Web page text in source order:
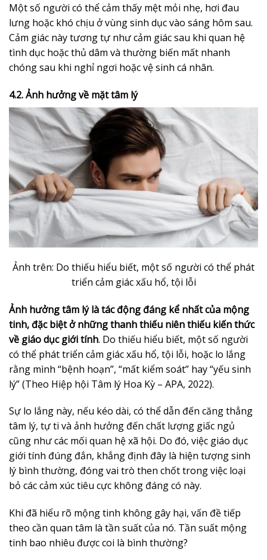
Một số người có thể cảm thấy mệt mỏi nhẹ, hơi đau
lưng hoặc khó chịu ở vùng sinh dục vào sáng hôm sau.
Cảm giác này tương tự như cảm giác sau khi quan hệ
tình dục hoặc thủ dâm và thường biến mất nhanh
chóng sau khi nghỉ ngơi hoặc vệ sinh cá nhân.
4.2. Ảnh hưởng về mặt tâm lý
Ảnh trên: Do thiếu hiểu biết, một số người có thể phát
triển cảm giác xấu hổ, tội lỗi
Ảnh hưởng tâm lý là tác động đáng kể nhất của mộng
tinh, đặc biệt ở những thanh thiếu niên thiếu kiến thức
về giáo dục giới tính. Do thiếu hiểu biết, một số người
có thể phát triển cảm giác xấu hổ, tội lỗi, hoặc lo lắng
rằng mình “bệnh hoạn”, “mất kiểm soát” hay “yếu sinh
lý” (Theo Hiệp hội Tâm lý Hoa Kỳ – APA, 2022).
Sự lo lắng này, nếu kéo dài, có thể dẫn đến căng thẳng
tâm lý, tự ti và ảnh hưởng đến chất lượng giấc ngủ
cũng như các mối quan hệ xã hội. Do đó, việc giáo dục
giới tính đúng đắn, khẳng định đây là hiện tượng sinh
lý bình thường, đóng vai trò then chốt trong việc loại
bỏ các cảm xúc tiêu cực không đáng có này.
Khi đã hiểu rõ mộng tinh không gây hại, vấn đề tiếp
theo cần quan tâm là tần suất của nó. Tần suất mộng
tinh bao nhiêu được coi là bình thường?